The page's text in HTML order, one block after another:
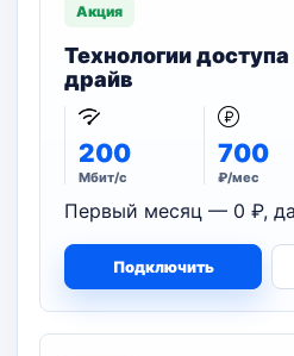
Акция
Технологии
драйв
200
Мбит/с
700
₽/мес
Первый месяц — 0 ₽,
Подключить